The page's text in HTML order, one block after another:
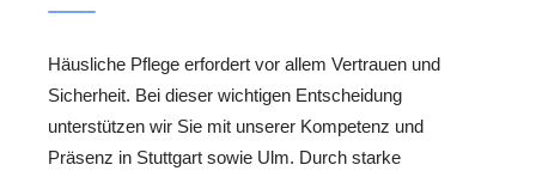
Häusliche Pflege erfordert vor allem Vertrauen und
Sicherheit. Bei dieser wichtigen Entscheidung
unterstützen wir Sie mit unserer Kompetenz und
Präsenz in Stuttgart sowie Ulm. Durch starke